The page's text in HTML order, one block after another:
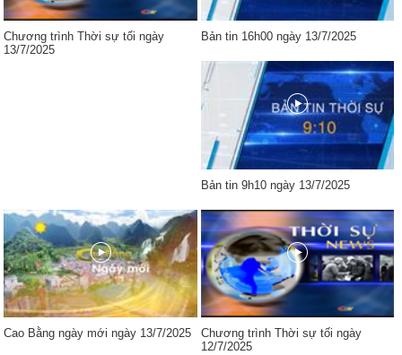
Chương trình Thời sự tối ngày
13/7/2025
Bản tin 16h00 ngày 13/7/2025
Bản tin 9h10 ngày 13/7/2025
Cao Bằng ngày mới ngày 13/7/2025
Chương trình Thời sự tối ngày
12/7/2025